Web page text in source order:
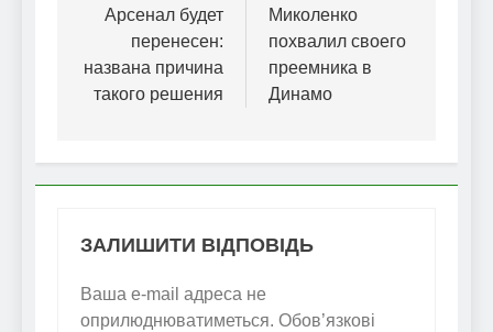
Арсенал будет
перенесен:
названа причина
такого решения
Миколенко
похвалил своего
преемника в
Динамо
ЗАЛИШИТИ ВІДПОВІДЬ
Ваша e-mail адреса не
оприлюднюватиметься. Обов’язкові